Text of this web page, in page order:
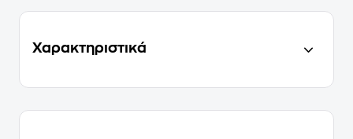
Χαρακτηριστικά